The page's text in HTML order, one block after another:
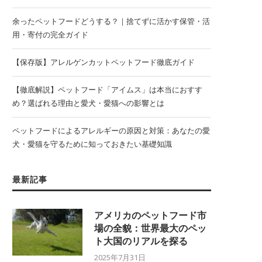
余ったペットフードどうする？｜捨てずに活かす保管・活
用・寄付の完全ガイド
【保存版】アレルゲンカットペットフード徹底ガイド
【徹底解説】ペットフード「アイムス」は本当におすす
め？選ばれる理由と愛犬・愛猫への影響とは
ペットフードによるアレルギーの原因と対策：あなたの愛
犬・愛猫を守るために知っておきたい基礎知識
最新記事
アメリカのペットフード市
場の全貌：世界最大のペッ
ト大国のリアルを探る
2025年7月31日